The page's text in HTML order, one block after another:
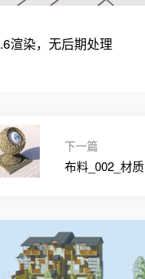
渲染，无后期处理
下一篇
布料_002_材质